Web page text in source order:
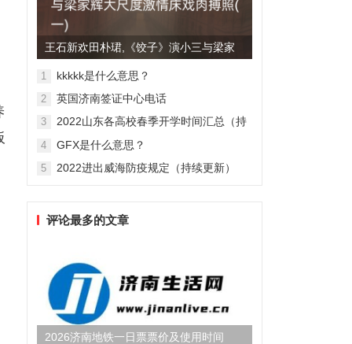
王石新欢田朴珺,《饺子》演小三与梁家
辉大尺度激情床戏肉搏照(...
1 kkkkk是什么意思？
2 英国济南签证中心电话
3
2022山东各高校春季开学时间汇总（持
4 GFX是什么意思？
5 2022进出威海防疫规定（持续更新）
评论最多的文章
2026济南地铁一日票票价及使用时间